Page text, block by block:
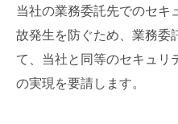
当社の業務委託先でのセキ
故発生を防ぐため、業務委
て、当社と同等のセキュリ
の実現を要請します。